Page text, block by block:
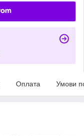
Оплата Умови